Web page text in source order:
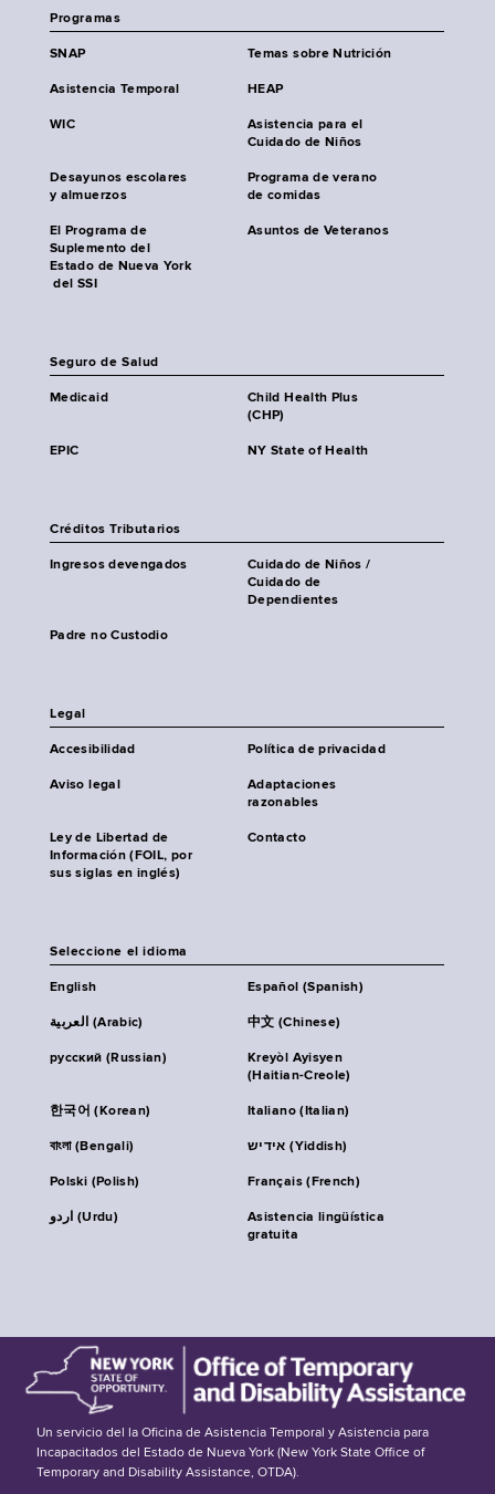
Programas
SNAP Temas sobre Nutrición
Asistencia Temporal HEAP
WIC
Asistencia para el
Cuidado de Niños
Desayunos escolares
y almuerzos
Programa de verano
de comidas
El Programa de
Suplemento del
Estado de Nueva York
del SSI
Asuntos de Veteranos
Seguro de Salud
Medicaid
Child Health Plus
(CHP)
EPIC NY State of Health
Créditos Tributarios
Ingresos devengados
Cuidado de Niños /
Cuidado de
Dependientes
Padre no Custodio
Legal
Accesibilidad Política de privacidad
Aviso legal
Adaptaciones
razonables
Ley de Libertad de
Información (FOIL, por
sus siglas en inglés)
Contacto
Seleccione el idioma
English Español (Spanish)
العربية (Arabic) 中文 (Chinese)
русский (Russian)
Kreyòl Ayisyen
(Haitian-Creole)
한국어 (Korean) Italiano (Italian)
বাংলা (Bengali) אידיש (Yiddish)
Polski (Polish) Français (French)
اردو (Urdu)
Asistencia lingüística
gratuita
Un servicio del la Oficina de Asistencia Temporal y Asistencia para
Incapacitados del Estado de Nueva York (New York State Office of
Temporary and Disability Assistance, OTDA).